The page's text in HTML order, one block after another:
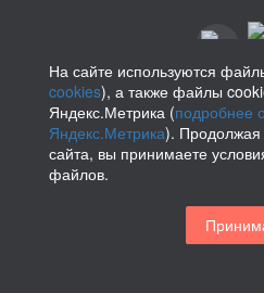
Политика
Магазин париков
На сайте используются
cookies), а также файлы
Яндекс.Метрика (подробнее
Яндекс.Метрика). Продолжая
сайта, вы принимаете
файлов.